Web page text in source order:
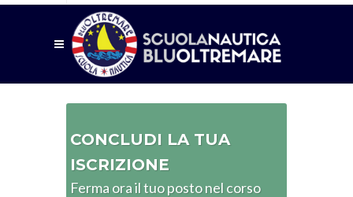
CONCLUDI LA TUA
ISCRIZIONE
Ferma ora il tuo posto nel corso